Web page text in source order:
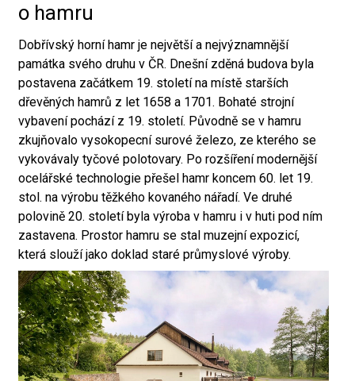
o hamru
Dobřívský horní hamr je největší a nejvýznamnější
památka svého druhu v ČR. Dnešní zděná budova byla
postavena začátkem 19. století na místě starších
dřevěných hamrů z let 1658 a 1701. Bohaté strojní
vybavení pochází z 19. století. Původně se v hamru
zkujňovalo vysokopecní surové železo, ze kterého se
vykovávaly tyčové polotovary. Po rozšíření modernější
ocelářské technologie přešel hamr koncem 60. let 19.
stol. na výrobu těžkého kovaného nářadí. Ve druhé
polovině 20. století byla výroba v hamru i v huti pod ním
zastavena. Prostor hamru se stal muzejní expozicí,
která slouží jako doklad staré průmyslové výroby.